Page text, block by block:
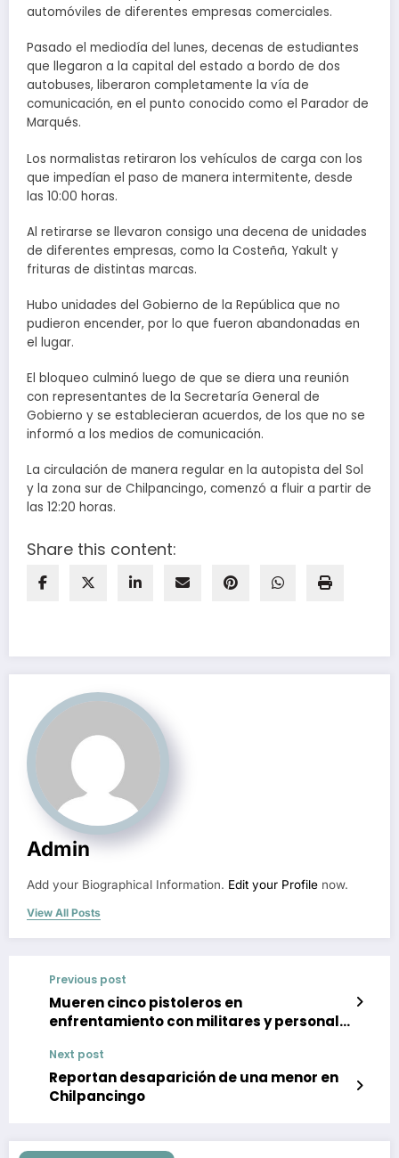
automóviles de diferentes empresas comerciales.
Pasado el mediodía del lunes, decenas de estudiantes
que llegaron a la capital del estado a bordo de dos
autobuses, liberaron completamente la vía de
comunicación, en el punto conocido como el Parador de
Marqués.
Los normalistas retiraron los vehículos de carga con los
que impedían el paso de manera intermitente, desde
las 10:00 horas.
Al retirarse se llevaron consigo una decena de unidades
de diferentes empresas, como la Costeña, Yakult y
frituras de distintas marcas.
Hubo unidades del Gobierno de la República que no
pudieron encender, por lo que fueron abandonadas en
el lugar.
El bloqueo culminó luego de que se diera una reunión
con representantes de la Secretaría General de
Gobierno y se establecieran acuerdos, de los que no se
informó a los medios de comunicación.
La circulación de manera regular en la autopista del Sol
y la zona sur de Chilpancingo, comenzó a fluir a partir de
las 12:20 horas.
Share this content:
Admin
Add your Biographical Information. Edit your Profile now.
View All Posts
Previous post
Mueren cinco pistoleros en
enfrentamiento con militares y personal
Next post
Reportan desaparición de una menor en
Chilpancingo